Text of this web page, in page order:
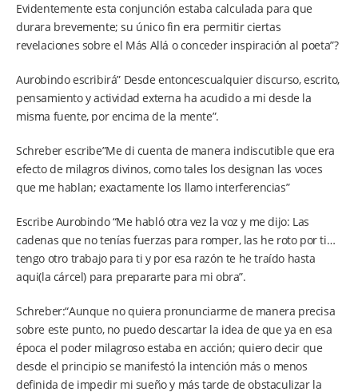
Evidentemente esta conjunción estaba calculada para que
durara brevemente; su único fin era permitir ciertas
revelaciones sobre el Más Allá o conceder inspiración al poeta”?
Aurobindo escribirá” Desde entoncescualquier discurso, escrito,
pensamiento y actividad externa ha acudido a mi desde la
misma fuente, por encima de la mente”.
Schreber escribe”Me di cuenta de manera indiscutible que era
efecto de milagros divinos, como tales los designan las voces
que me hablan; exactamente los llamo interferencias”
Escribe Aurobindo “Me habló otra vez la voz y me dijo: Las
cadenas que no tenías fuerzas para romper, las he roto por ti…
tengo otro trabajo para ti y por esa razón te he traído hasta
aqui(la cárcel) para prepararte para mi obra”.
Schreber:“Aunque no quiera pronunciarme de manera precisa
sobre este punto, no puedo descartar la idea de que ya en esa
época el poder milagroso estaba en acción; quiero decir que
desde el principio se manifestó la intención más o menos
definida de impedir mi sueño y más tarde de obstaculizar la